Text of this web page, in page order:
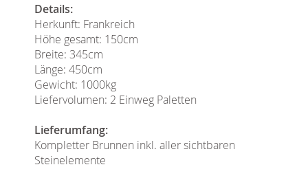
Details:
Herkunft: Frankreich
Höhe gesamt: 150cm
Breite: 345cm
Länge: 450cm
Gewicht: 1000kg
Liefervolumen: 2 Einweg Paletten
Lieferumfang:
Kompletter Brunnen inkl. aller sichtbaren
Steinelemente